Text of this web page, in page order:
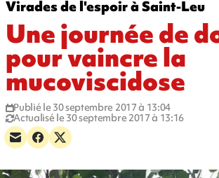
Virades de l'espoir à Saint-Leu
Une journée de
pour vaincre la
mucoviscidose
Publié le 30 septembre 2017 à 13:04
Actualisé le 30 septembre 2017 à 13:16